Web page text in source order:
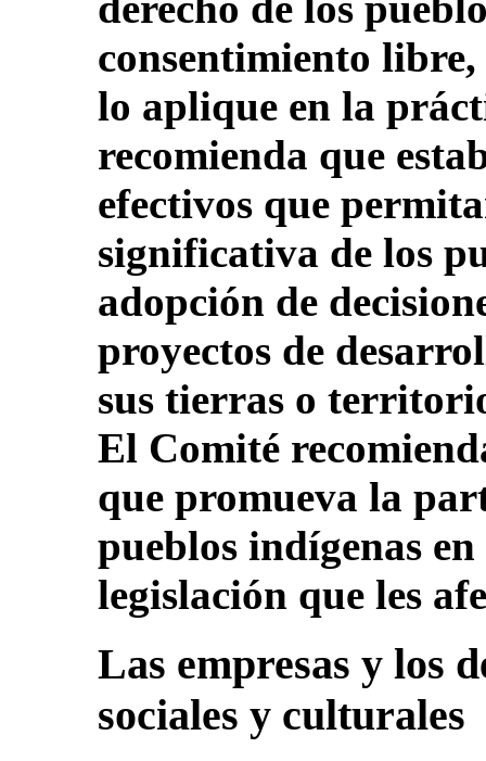
consentimiento
lo aplique en la
recomienda que
efectivos que
significativa de los
adopción de
proyectos de
sus tierras o
El Comité
que promueva la
pueblos indígenas
legislación que les
Las empresas y los
sociales y culturales